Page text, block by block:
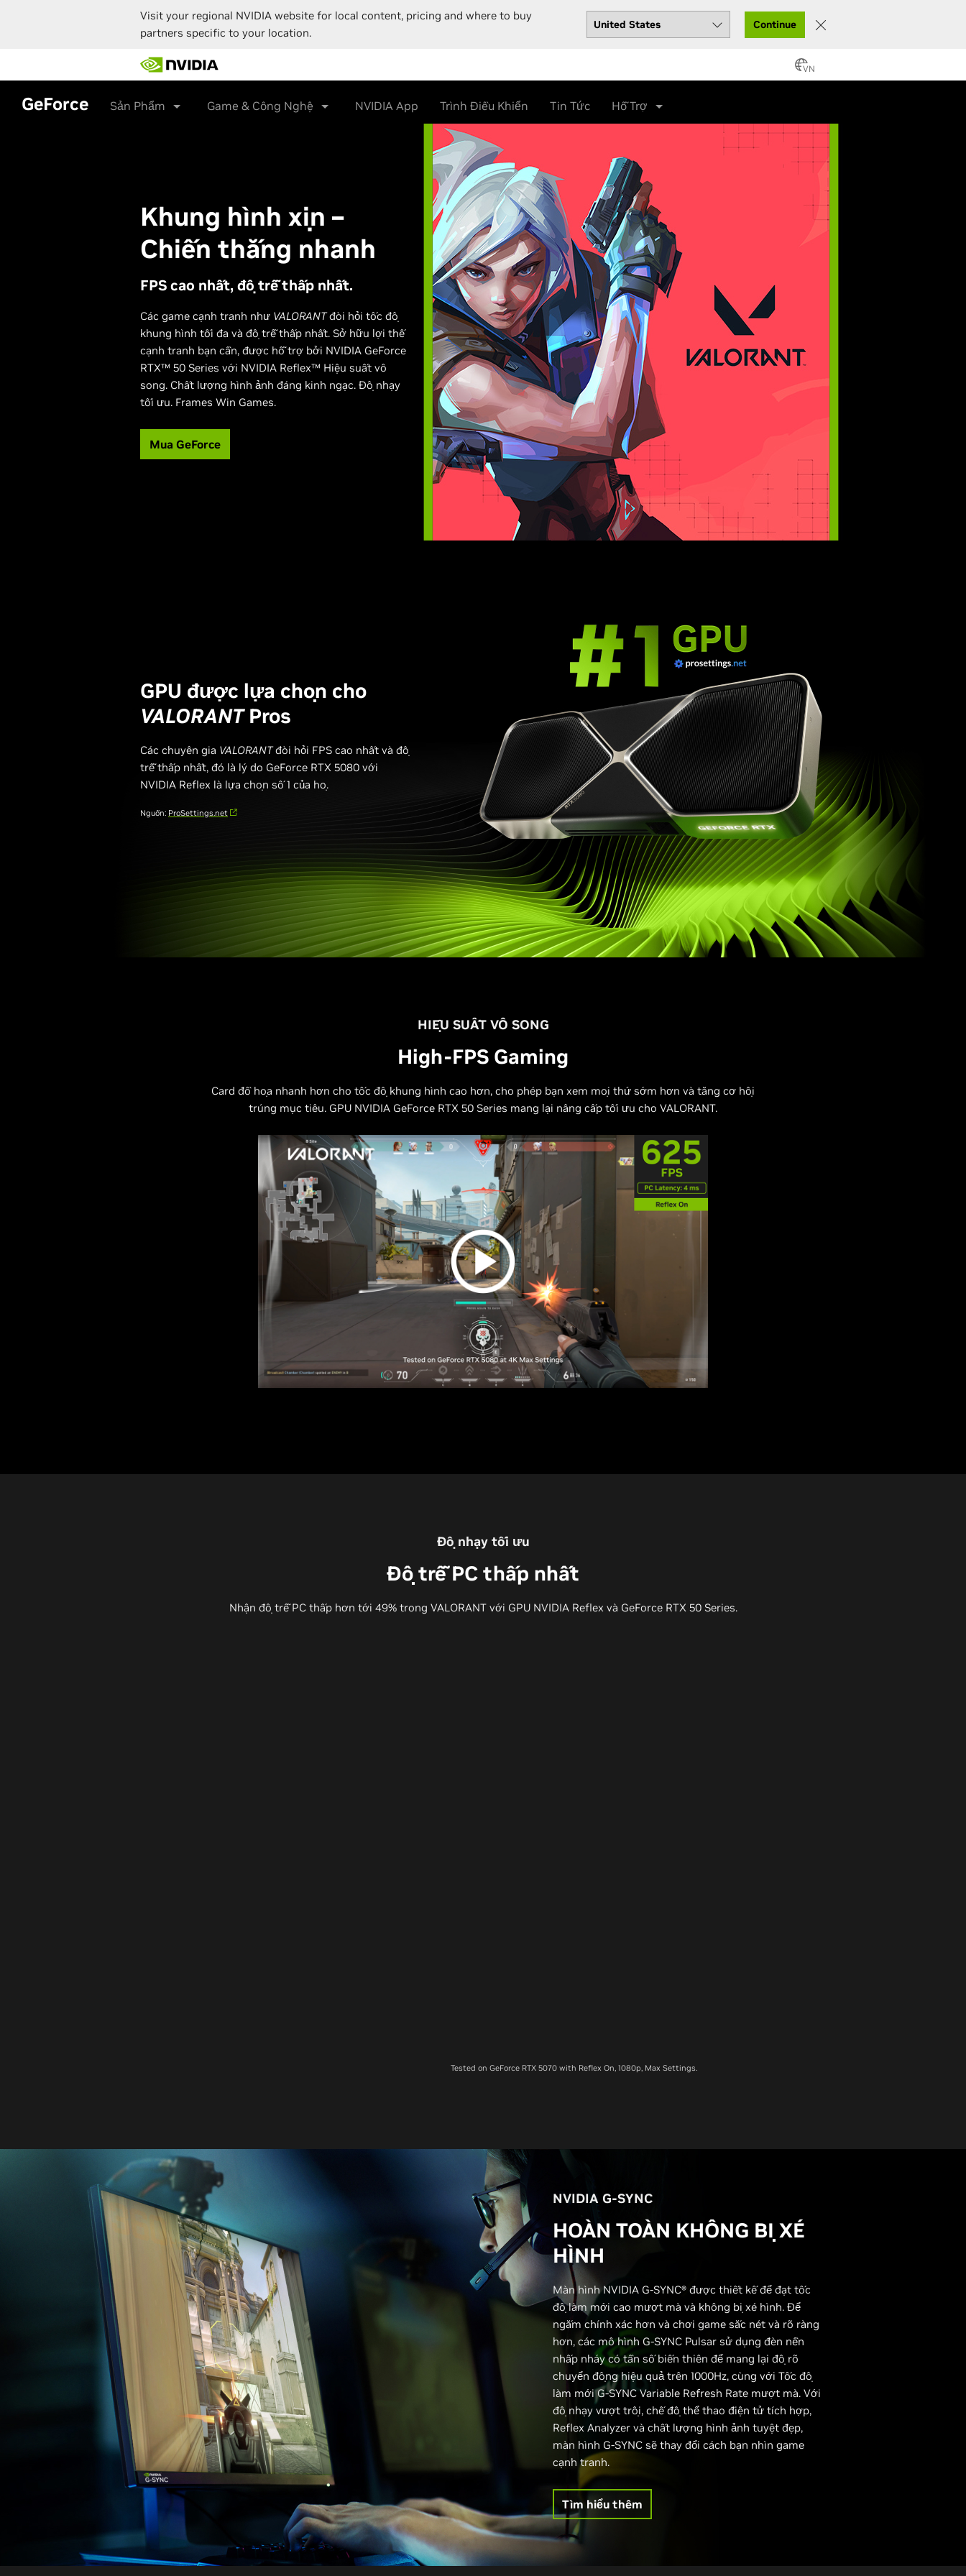
Visit your regional NVIDIA website for local content, pricing and where to buy
partners specific to your location.
Continue
main
content
VN
GeForce Sản Phẩm Game & Công Nghệ NVIDIA App Trình Điều Khiển Tin Tức Hỗ Trợ
Khung hình xịn –
Chiến thắng nhanh
FPS cao nhất, độ trễ thấp nhất.
Các game cạnh tranh như VALORANTđòi hỏi tốc độ
khung hình tối đa và độ trễ thấp nhất. Sở hữu lợi thế
cạnh tranh bạn cần, được hỗ trợ bởi NVIDIA GeForce
RTX™ 50 Series với NVIDIA Reflex™ Hiệu suất vô
song. Chất lượng hình ảnh đáng kinh ngạc. Độ nhạy
tối ưu. Frames Win Games.
Mua GeForce
GPU được lựa chọn cho
VALORANTPros
Các chuyên gia VALORANTđòi hỏi FPS cao nhất và độ
trễ thấp nhất, đó là lý do GeForce RTX 5080 với
NVIDIA Reflex là lựa chọn số 1 của họ.
Nguồn: ProSettings.net
HIỆU SUẤT VÔ SONG
High-FPS Gaming
Card đồ họa nhanh hơn cho tốc độ khung hình cao hơn, cho phép bạn xem mọi thứ sớm hơn và tăng cơ hội
trúng mục tiêu. GPU NVIDIA GeForce RTX 50 Series mang lại nâng cấp tối ưu cho VALORANT.
Độ nhạy tối ưu
Độ trễ PC thấp nhất
Nhận độ trễ PC thấp hơn tới 49% trong VALORANT với GPU NVIDIA Reflex và GeForce RTX 50 Series.
Tested on GeForce RTX 5070 with Reflex On, 1080p, Max Settings.
NVIDIA G-SYNC
HOÀN TOÀN KHÔNG BỊ XÉ
HÌNH
Màn hình NVIDIA G-SYNC® được thiết kế để đạt tốc
độ làm mới cao mượt mà và không bị xé hình. Để
ngắm chính xác hơn và chơi game sắc nét và rõ ràng
hơn, các mô hình G-SYNC Pulsar sử dụng đèn nền
nhấp nháy có tần số biến thiên để mang lại độ rõ
chuyển động hiệu quả trên 1000Hz, cùng với Tốc độ
làm mới G-SYNC Variable Refresh Rate mượt mà. Với
độ nhạy vượt trội, chế độ thể thao điện tử tích hợp,
Reflex Analyzer và chất lượng hình ảnh tuyệt đẹp,
màn hình G-SYNC sẽ thay đổi cách bạn nhìn game
cạnh tranh.
Tìm hiểu thêm